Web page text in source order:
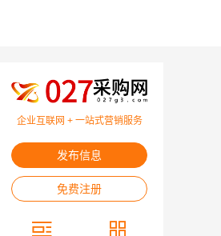
企业互联网 + 一站式营销服务
发布信息
免费注册